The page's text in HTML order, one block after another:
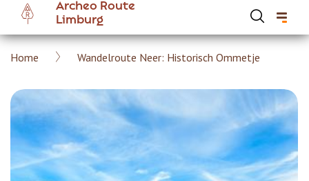
Overslaan
naar
gaan
Archeo Route
Limburg
Kruimelpad
Home Wandelroute Neer: Historisch Ommetje